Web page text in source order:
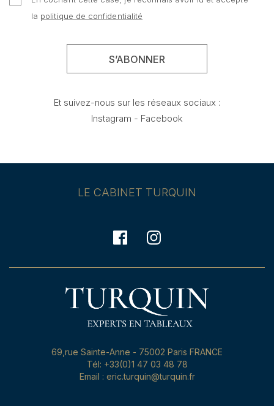
la politique de confidentialité
Et suivez-nous sur les réseaux sociaux :
Instagram - Facebook
LE CABINET TURQUIN
69,rue Sainte-Anne - 75002 Paris FRANCE
Tél: +33(0)1 47 03 48 78
Email : eric.turquin@turquin.fr